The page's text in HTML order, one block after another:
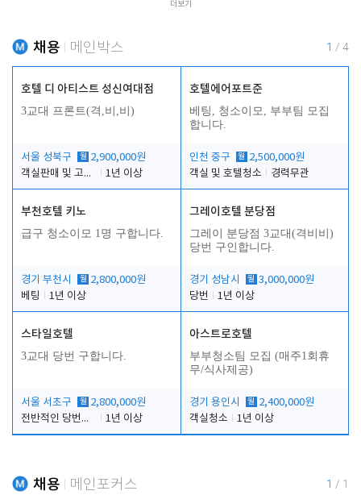
더보기
채용 메인박스 1 / 4
호텔 디 아티스트 성신여대점
3교대 프론트(격,비,비)
서울 성북구 월 2,900,000원
객실판매 및 고객응대
1년 이상
호텔에어포트준
베팅, 청소이모, 부부팀 모집
합니다.
인천 중구 월 2,500,000원
객실 및 호텔청소
경력무관
부천호텔 키노
급구 청소이모 1명 구합니다.
경기 부천시 월 2,800,000원
베팅
1년 이상
그레이호텔 분당점
그레이 분당점 3교대(격비비)
당번 구인합니다.
경기 성남시 월 3,000,000원
당번
1년 이상
스타일호텔
3교대 당번 구합니다.
서울 서초구 월 2,800,000원
전반적인 당번업무
1년 이상
아스트로호텔
부부청소팀 모집 (매주1회휴
무/식사제공)
경기 용인시 월 2,400,000원
객실청소
1년 이상
채용 메인포커스 1 / 1